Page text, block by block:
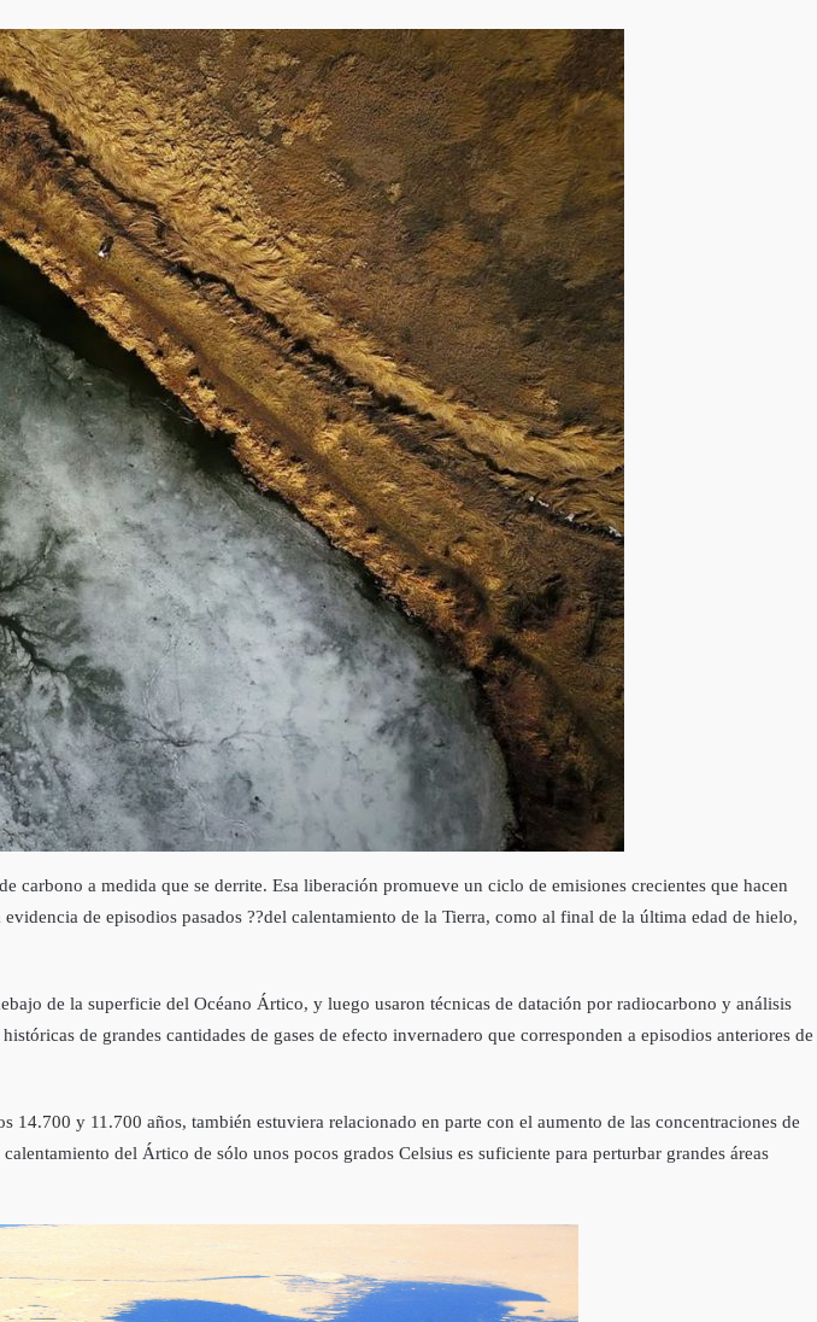
a medida que se derrite. Esa liberación promueve un ciclo de emisiones crecientes que hacen
de episodios pasados ??del calentamiento de la Tierra, como al final de la última edad de hielo,
de la superficie del Océano Ártico, y luego usaron técnicas de datación por radiocarbono y análisis
de grandes cantidades de gases de efecto invernadero que corresponden a episodios anteriores de
y 11.700 años, también estuviera relacionado en parte con el aumento de las concentraciones de
del Ártico de sólo unos pocos grados Celsius es suficiente para perturbar grandes áreas